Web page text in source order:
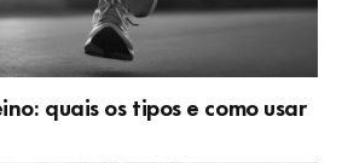
quais os tipos e como usar